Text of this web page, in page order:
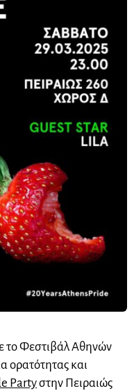
το Φεστιβάλ Αθηνών
ορατότητας και
Partyστην Πειραιώς